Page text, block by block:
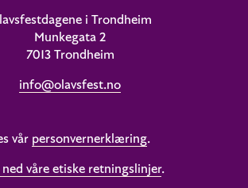
i Trondheim
Munkegata 2
7013 Trondheim
info@olavsfest.no
vår personvernerklæring.
ned våre etiske retningslinjer.